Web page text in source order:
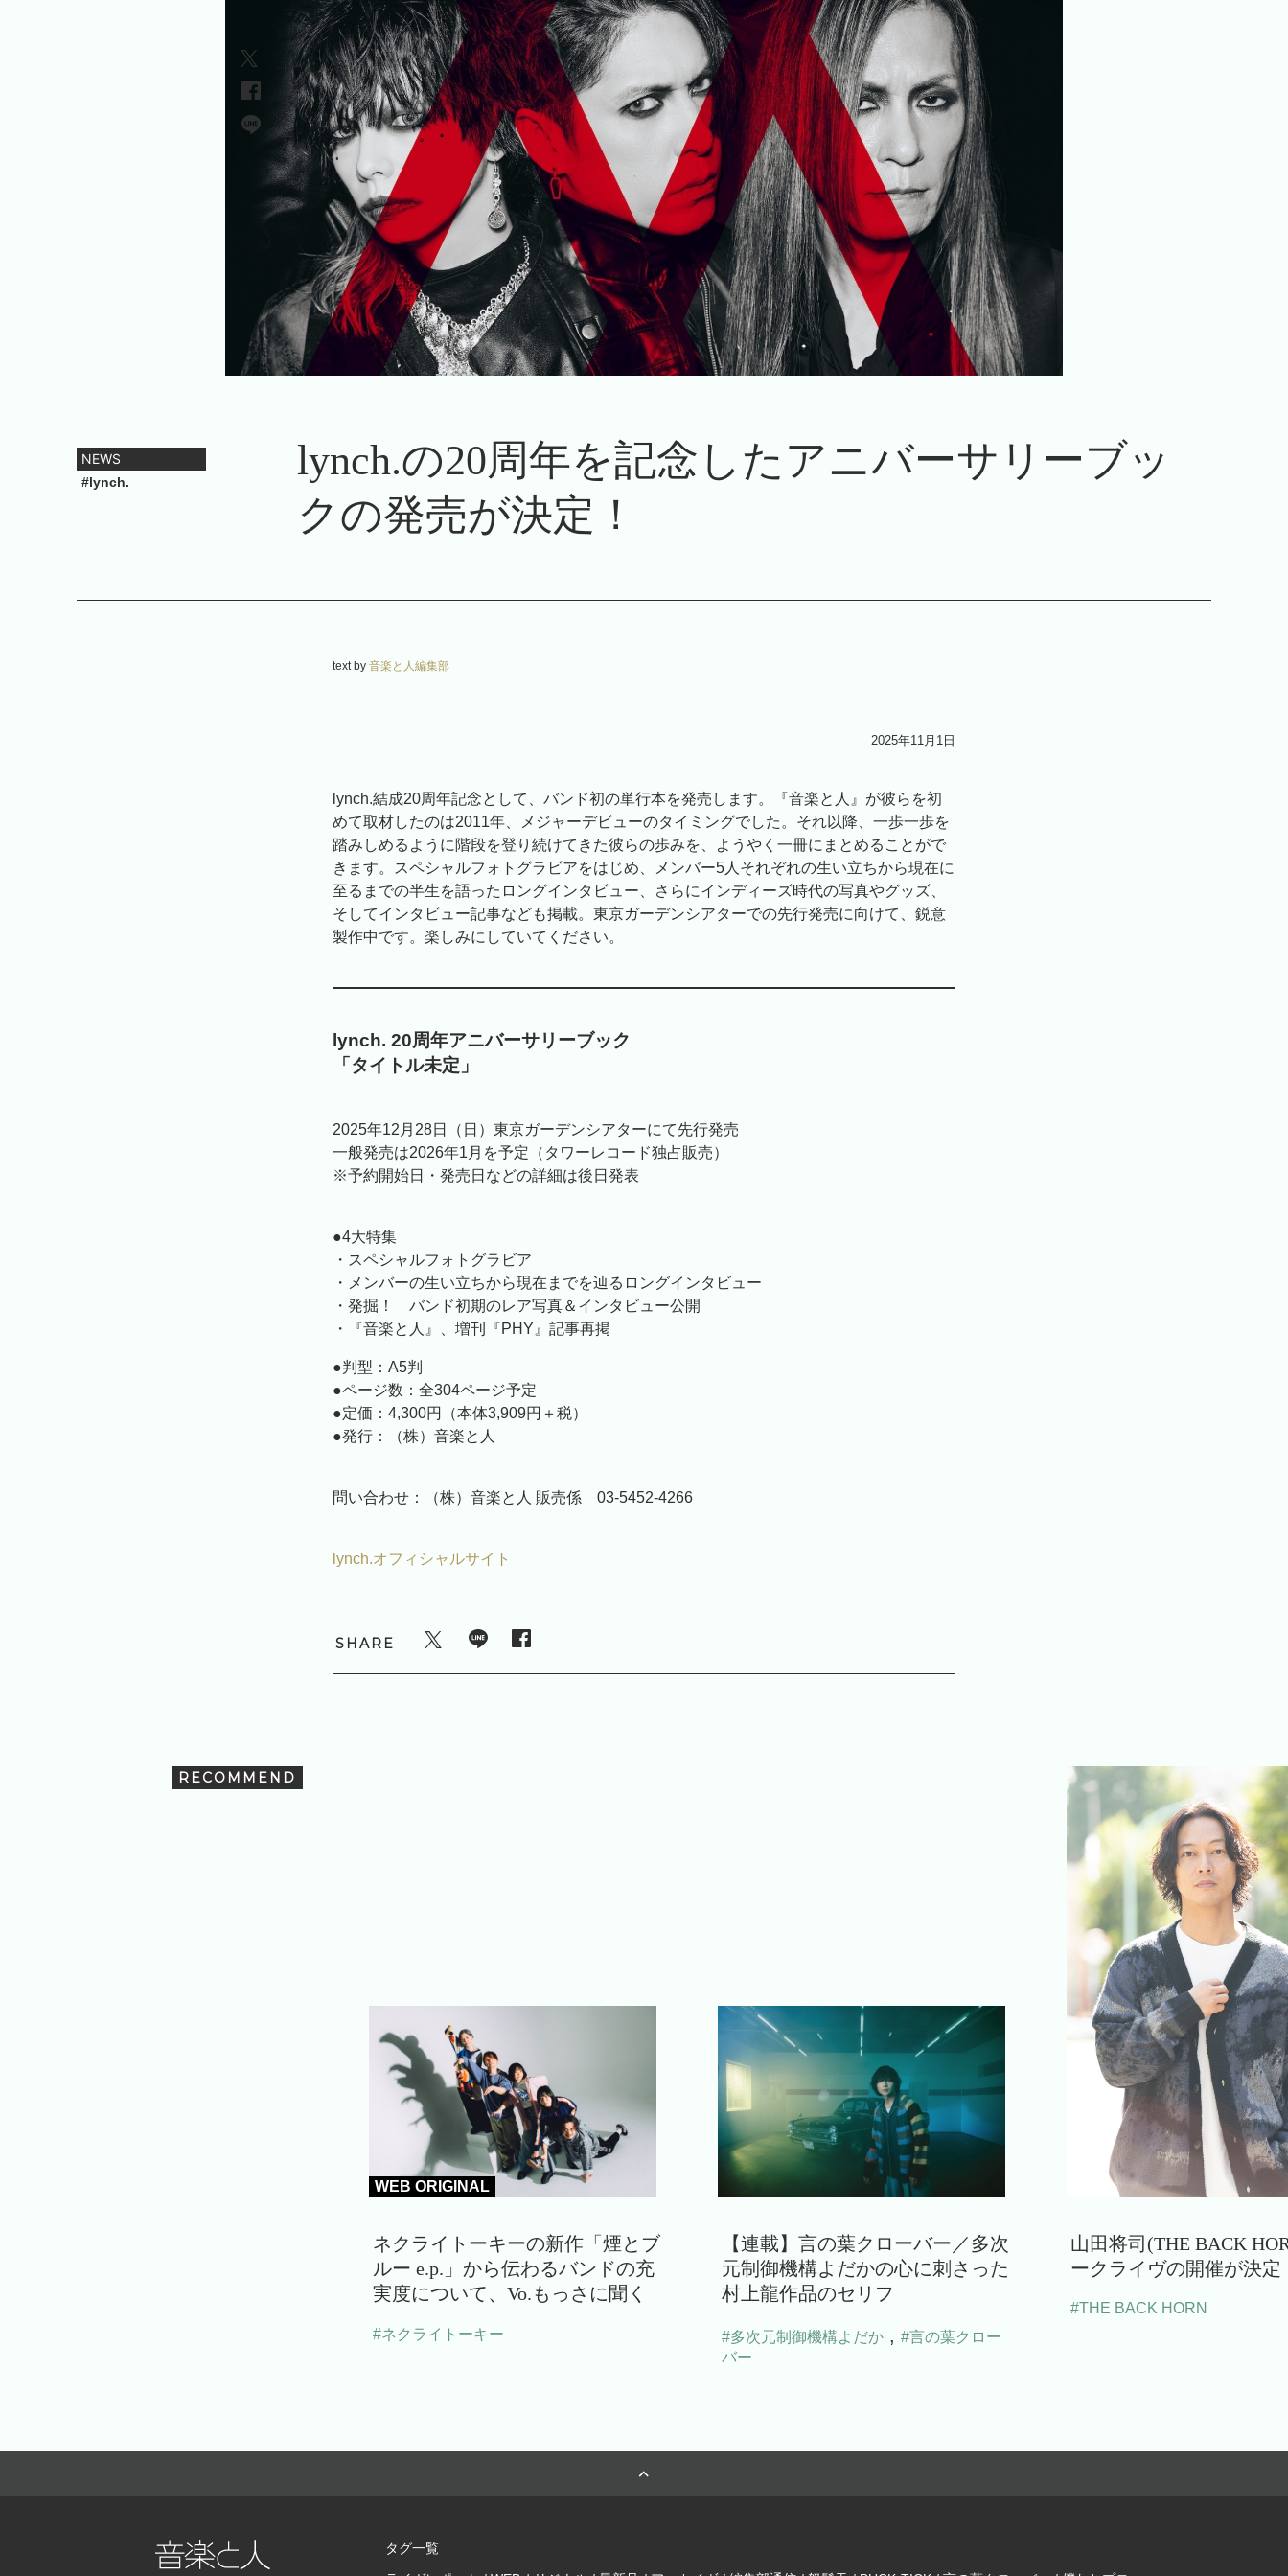
NEWS
#lynch.
lynch.の20周年を記念したアニバーサリーブッ
クの発売が決定！
text by 音楽と人編集部
2025年11月1日
lynch.結成20周年記念として、バンド初の単行本を発売します。『音楽と人』が彼らを初
めて取材したのは2011年、メジャーデビューのタイミングでした。それ以降、一歩一歩を
踏みしめるように階段を登り続けてきた彼らの歩みを、ようやく一冊にまとめることがで
きます。スペシャルフォトグラビアをはじめ、メンバー5人それぞれの生い立ちから現在に
至るまでの半生を語ったロングインタビュー、さらにインディーズ時代の写真やグッズ、
そしてインタビュー記事なども掲載。東京ガーデンシアターでの先行発売に向けて、鋭意
製作中です。楽しみにしていてください。
lynch. 20周年アニバーサリーブック
「タイトル未定」
2025年12月28日（日）東京ガーデンシアターにて先行発売
一般発売は2026年1月を予定（タワーレコード独占販売）
※予約開始日・発売日などの詳細は後日発表
●4大特集
・スペシャルフォトグラビア
・メンバーの生い立ちから現在までを辿るロングインタビュー
・発掘！ バンド初期のレア写真＆インタビュー公開
・『音楽と人』、増刊『PHY』記事再掲
●判型：A5判
●ページ数：全304ページ予定
●定価：4,300円（本体3,909円＋税）
●発行：（株）音楽と人
問い合わせ：（株）音楽と人 販売係 03-5452-4266
lynch.オフィシャルサイト
SHARE
RECOMMEND
WEB ORIGINAL
ネクライトーキーの新作「煙とブ
ルー e.p.」から伝わるバンドの充
実度について、Vo.もっさに聞く
#ネクライトーキー
【連載】言の葉クローバー／多次
元制御機構よだかの心に刺さった
村上龍作品のセリフ
#多次元制御機構よだか , #言の葉クロー
バー
山田将司(THE BACK
ークライヴの開催が決定
#THE BACK HORN
タグ一覧